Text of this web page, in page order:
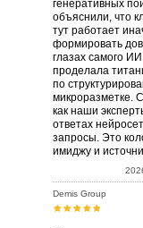
генеративных
объяснили, что
тут работает
формировать
глазах самого
проделала
по
микроразметке.
как наши
ответах
запросы. Это
имиджу и
Demis Group